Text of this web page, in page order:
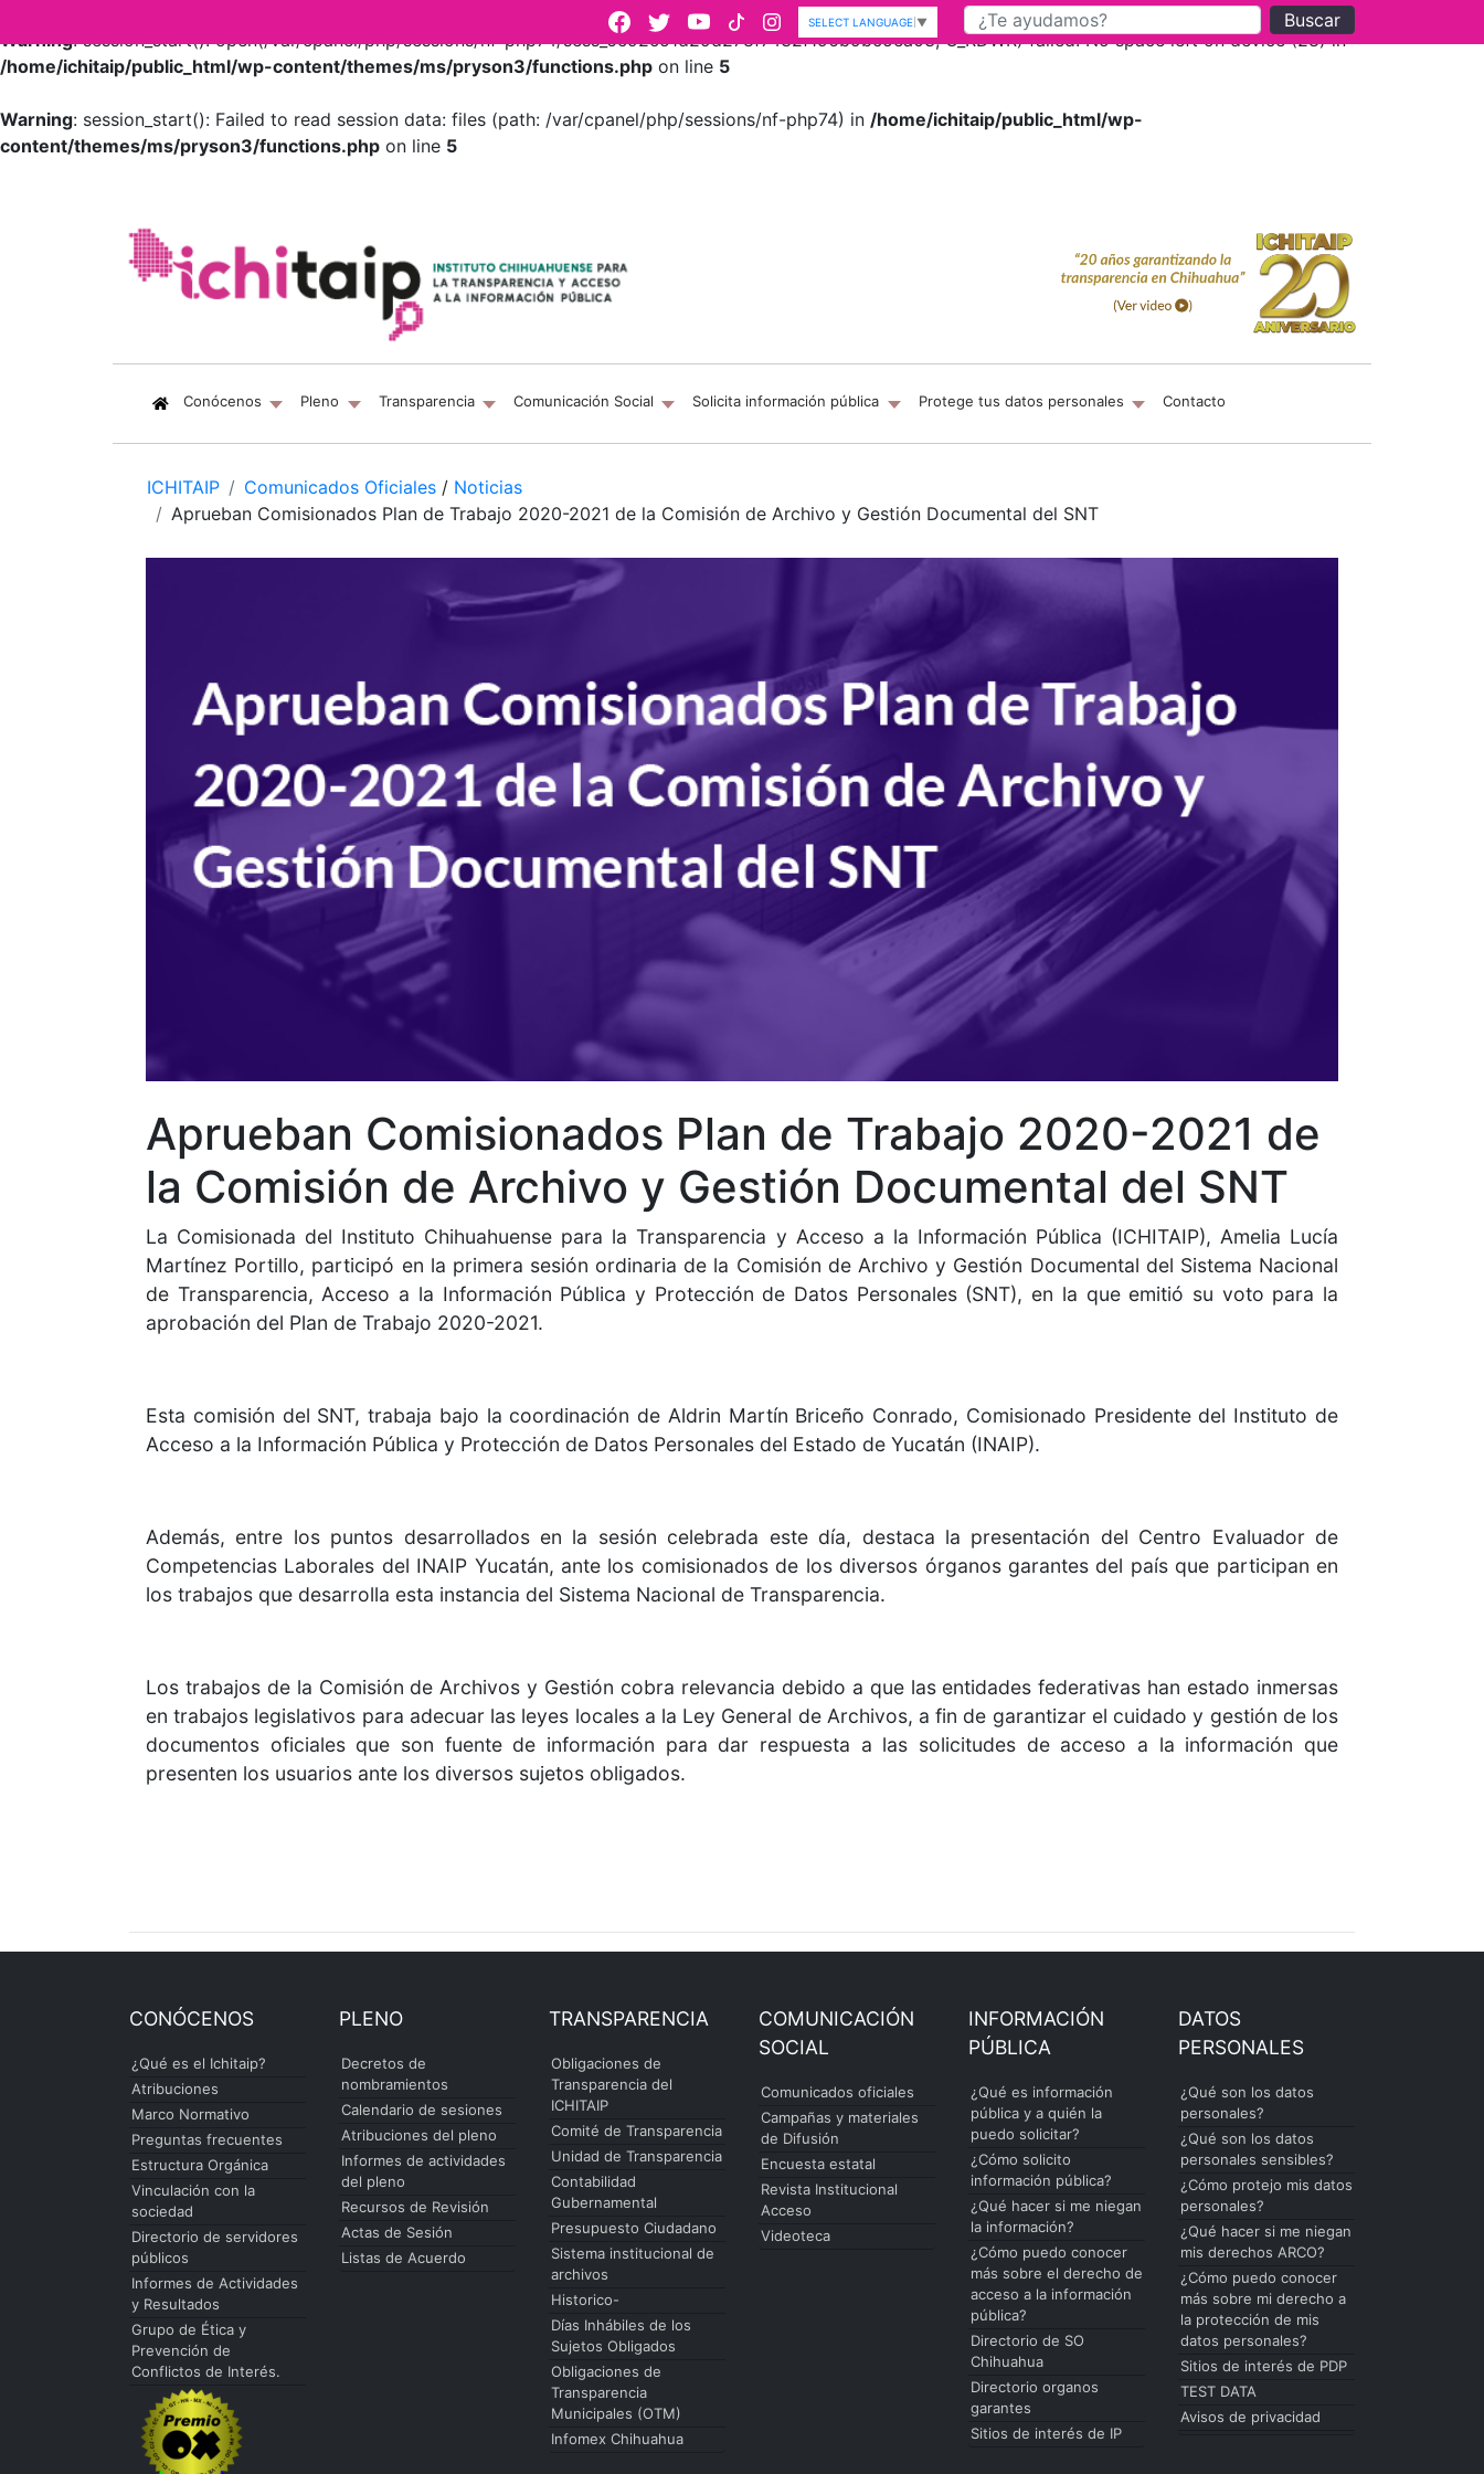
Warning: session_start(): open(/var/cpanel/php/sessions/nf-php74/sess_6c92c51d29d278f7432f196b9bc5ea03, O_RDWR) failed: No space left on device (28) in
/home/ichitaip/public_html/wp-content/themes/ms/pryson3/functions.php on line 5
Warning: session_start(): Failed to read session data: files (path: /var/cpanel/php/sessions/nf-php74) in /home/ichitaip/public_html/wp-
content/themes/ms/pryson3/functions.php on line 5
Buscar
SELECT LANGUAGE ▼
Conócenos (current)
Pleno Transparencia Comunicación Social Solicita información pública Protege tus datos personales Contacto
ICHITAIP Comunicados Oficiales / Noticias
Aprueban Comisionados Plan de Trabajo 2020-2021 de la Comisión de Archivo y Gestión Documental del SNT
Aprueban Comisionados Plan de Trabajo 2020-2021 de
la Comisión de Archivo y Gestión Documental del SNT
La Comisionada del Instituto Chihuahuense para la Transparencia y Acceso a la Información Pública (ICHITAIP), Amelia Lucía
Martínez Portillo, participó en la primera sesión ordinaria de la Comisión de Archivo y Gestión Documental del Sistema Nacional
de Transparencia, Acceso a la Información Pública y Protección de Datos Personales (SNT), en la que emitió su voto para la
aprobación del Plan de Trabajo 2020-2021.
Esta comisión del SNT, trabaja bajo la coordinación de Aldrin Martín Briceño Conrado, Comisionado Presidente del Instituto de
Acceso a la Información Pública y Protección de Datos Personales del Estado de Yucatán (INAIP).
Además, entre los puntos desarrollados en la sesión celebrada este día, destaca la presentación del Centro Evaluador de
Competencias Laborales del INAIP Yucatán, ante los comisionados de los diversos órganos garantes del país que participan en
los trabajos que desarrolla esta instancia del Sistema Nacional de Transparencia.
Los trabajos de la Comisión de Archivos y Gestión cobra relevancia debido a que las entidades federativas han estado inmersas
en trabajos legislativos para adecuar las leyes locales a la Ley General de Archivos, a fin de garantizar el cuidado y gestión de los
documentos oficiales que son fuente de información para dar respuesta a las solicitudes de acceso a la información que
presenten los usuarios ante los diversos sujetos obligados.
CONÓCENOS
¿Qué es el Ichitaip?
Atribuciones
Marco Normativo
Preguntas frecuentes
Estructura Orgánica
Vinculación con la
sociedad
Directorio de servidores
públicos
Informes de Actividades
y Resultados
Grupo de Ética y
Prevención de
Conflictos de Interés.
PLENO
Decretos de
nombramientos
Calendario de sesiones
Atribuciones del pleno
Informes de actividades
del pleno
Recursos de Revisión
Actas de Sesión
Listas de Acuerdo
TRANSPARENCIA
Obligaciones de
Transparencia del
ICHITAIP
Comité de Transparencia
Unidad de Transparencia
Contabilidad
Gubernamental
Presupuesto Ciudadano
Sistema institucional de
archivos
Historico-
Días Inhábiles de los
Sujetos Obligados
Obligaciones de
Transparencia
Municipales (OTM)
Infomex Chihuahua
COMUNICACIÓN
SOCIAL
Comunicados oficiales
Campañas y materiales
de Difusión
Encuesta estatal
Revista Institucional
Acceso
Videoteca
INFORMACIÓN
PÚBLICA
¿Qué es información
pública y a quién la
puedo solicitar?
¿Cómo solicito
información pública?
¿Qué hacer si me niegan
la información?
¿Cómo puedo conocer
más sobre el derecho de
acceso a la información
pública?
Directorio de SO
Chihuahua
Directorio organos
garantes
Sitios de interés de IP
DATOS
PERSONALES
¿Qué son los datos
personales?
¿Qué son los datos
personales sensibles?
¿Cómo protejo mis datos
personales?
¿Qué hacer si me niegan
mis derechos ARCO?
¿Cómo puedo conocer
más sobre mi derecho a
la protección de mis
datos personales?
Sitios de interés de PDP
TEST DATA
Avisos de privacidad